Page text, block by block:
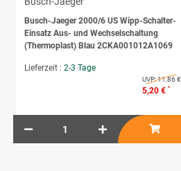
Busch-Jaeger 2000/6 US Wipp-Schalter-
Einsatz Aus- und Wechselschaltung
(Thermoplast) Blau 2CKA001012A1069
Lieferzeit : 2-3 Tage
UVP:11,86 €
5,20 € *